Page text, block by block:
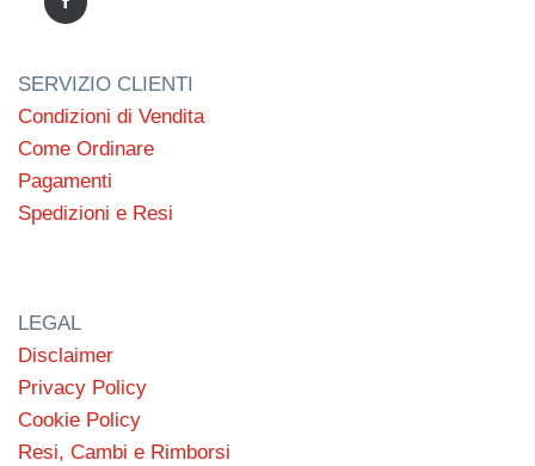
SERVIZIO CLIENTI
Condizioni di Vendita
Come Ordinare
Pagamenti
Spedizioni e Resi
LEGAL
Disclaimer
Privacy Policy
Cookie Policy
Resi, Cambi e Rimborsi